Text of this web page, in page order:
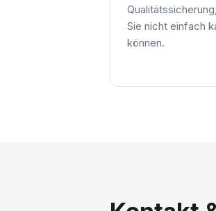
Sie nicht einfach
können.